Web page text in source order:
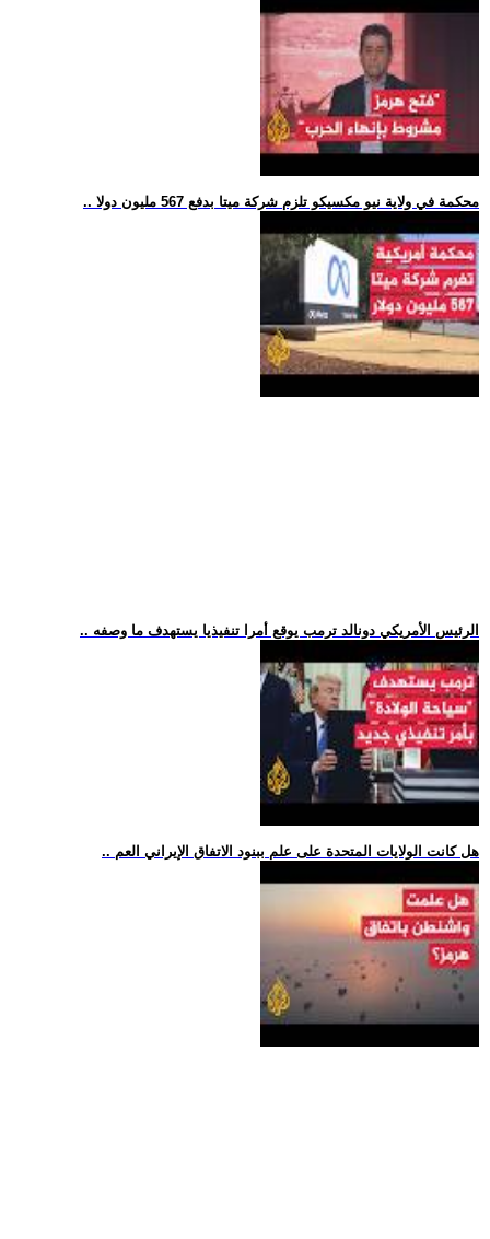
.. محكمة في ولاية نيو مكسيكو تلزم شركة ميتا بدفع 567 مليون دولا
.. الرئيس الأمريكي دونالد ترمب يوقع أمرا تنفيذيا يستهدف ما وصفه
.. هل كانت الولايات المتحدة على علم ببنود الاتفاق الإيراني العم